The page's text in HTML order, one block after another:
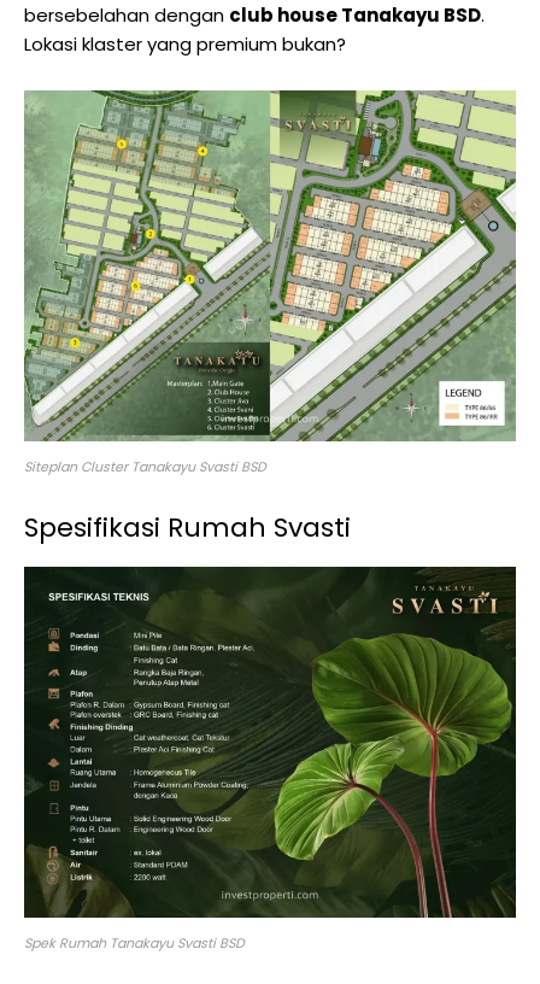
bersebelahan dengan club house Tanakayu BSD.
Lokasi klaster yang premium bukan?
Siteplan Cluster Tanakayu Svasti BSD
Spesifikasi Rumah Svasti
Spek Rumah Tanakayu Svasti BSD